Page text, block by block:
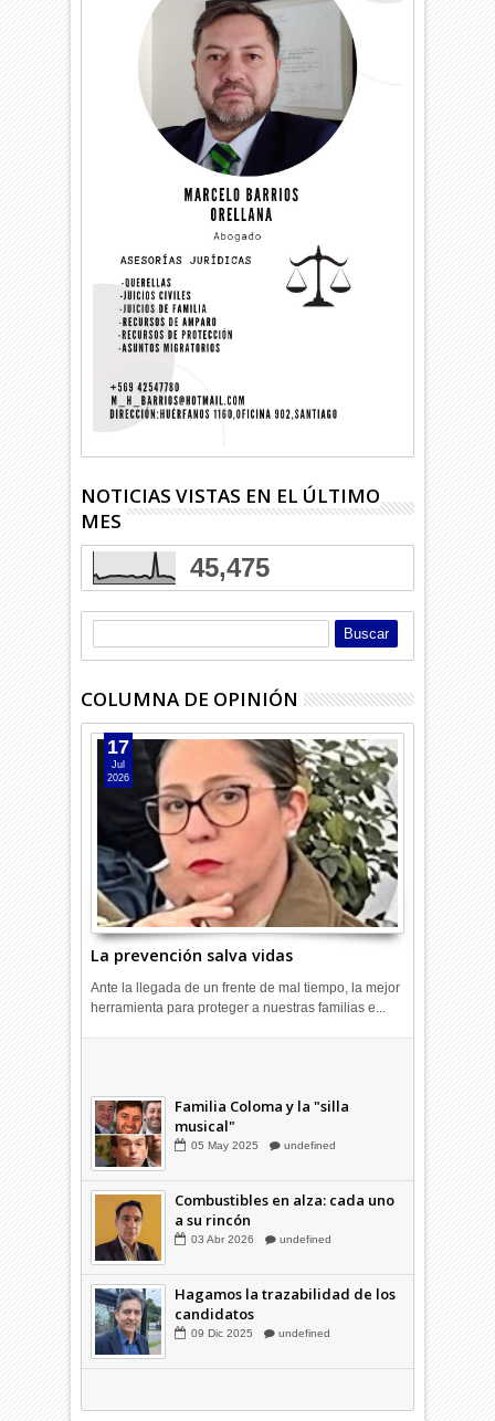
NOTICIAS VISTAS EN EL ÚLTIMO
MES
45,475
COLUMNA DE OPINIÓN
La prevención salva vidas
17
Jul
2026
Ante la llegada de un frente de mal tiempo, la mejor
herramienta para proteger a nuestras familias e...
Familia Coloma y la "silla
05 May 2025 undefined
Combustibles en alza: cada uno
03Abr 2026 undefined
Hagamos la trazabilidad de los
09 Dic 2025 undefined